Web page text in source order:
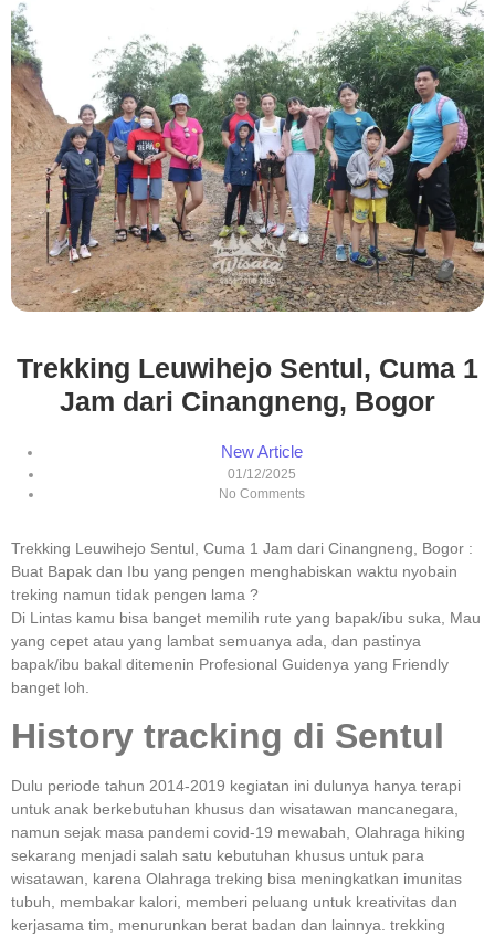
Trekking Leuwihejo Sentul, Cuma 1
Jam dari Cinangneng, Bogor
New Article
01/12/2025
No Comments
Trekking Leuwihejo Sentul, Cuma 1 Jam dari Cinangneng, Bogor :
Buat Bapak dan Ibu yang pengen menghabiskan waktu nyobain
treking namun tidak pengen lama ?
Di Lintas kamu bisa banget memilih rute yang bapak/ibu suka, Mau
yang cepet atau yang lambat semuanya ada, dan pastinya
bapak/ibu bakal ditemenin Profesional Guidenya yang Friendly
banget loh.
History tracking di Sentul
Dulu periode tahun 2014-2019 kegiatan ini dulunya hanya terapi
untuk anak berkebutuhan khusus dan wisatawan mancanegara,
namun sejak masa pandemi covid-19 mewabah, Olahraga hiking
sekarang menjadi salah satu kebutuhan khusus untuk para
wisatawan, karena Olahraga treking bisa meningkatkan imunitas
tubuh, membakar kalori, memberi peluang untuk kreativitas dan
kerjasama tim, menurunkan berat badan dan lainnya. trekking